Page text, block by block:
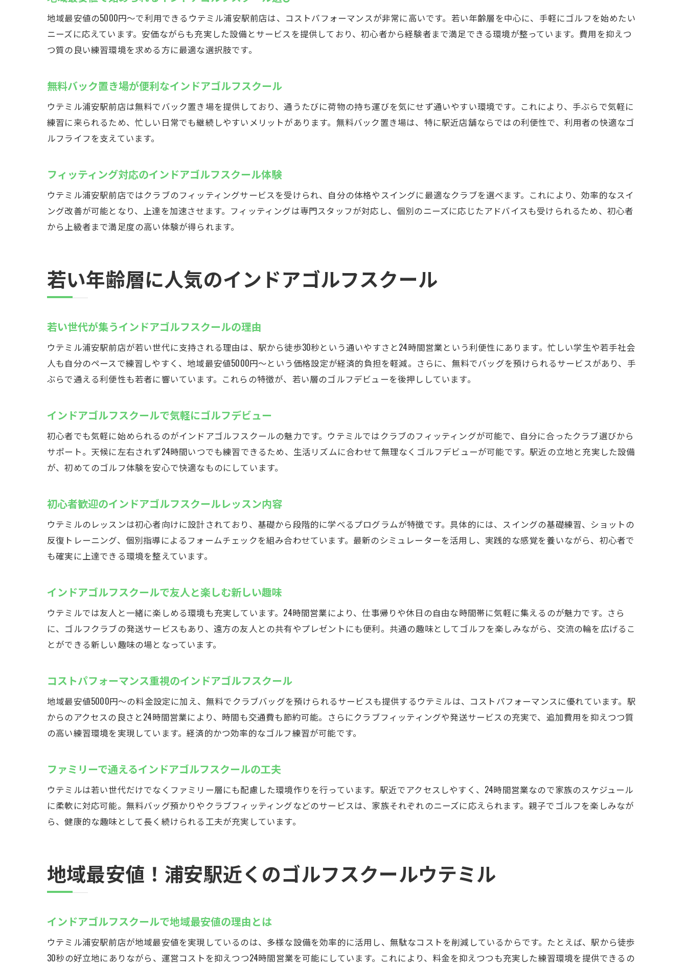
ゴルフデビューを応援するインドアゴルフスクールの工夫
初心者向けインドアゴルフスクールの丁寧な指導内容
ゴルフクラブレンタルができるインドアゴルフスクール
インドアゴルフスクールで仕事帰りも練習可能
駅近インドアゴルフスクールでアクセス抜群
手ぶらで通えるインドアゴルフスクールの魅力
24時間対応のインドアゴルフスクール便利な使い方
フィッティングも完備！浦安駅前のゴルフスクール
インドアゴルフスクールでクラブフィッティング体験
フィッティング完備のインドアゴルフスクールで安心
24時間営業のインドアゴルフスクールで自由な練習
深夜や早朝も利用可能なインドアゴルフスクール
インドアゴルフスクールで自分のペースを実現
混雑を避けて利用できるインドアゴルフスクール
浦安駅前で最安値！インドアゴルフスクールウテミルの魅力
インドアゴルフスクールで圧倒的コスパを実感
24時間営業が魅力のインドアゴルフスクール
豊富なサービスが揃うインドアゴルフスクール
地域最安値の5000円〜で利用できるウテミル浦安駅前店は、コストパフォーマンスが非常に高いです。若い年齢層を中心に、手軽にゴルフを始めたい
ニーズに応えています。安価ながらも充実した設備とサービスを提供しており、初心者から経験者まで満足できる環境が整っています。費用を抑えつ
つ質の良い練習環境を求める方に最適な選択肢です。
無料バック置き場が便利なインドアゴルフスクール
ウテミル浦安駅前店は無料でバック置き場を提供しており、通うたびに荷物の持ち運びを気にせず通いやすい環境です。これにより、手ぶらで気軽に
練習に来られるため、忙しい日常でも継続しやすいメリットがあります。無料バック置き場は、特に駅近店舗ならではの利便性で、利用者の快適なゴ
ルフライフを支えています。
フィッティング対応のインドアゴルフスクール体験
ウテミル浦安駅前店ではクラブのフィッティングサービスを受けられ、自分の体格やスイングに最適なクラブを選べます。これにより、効率的なスイ
ング改善が可能となり、上達を加速させます。フィッティングは専門スタッフが対応し、個別のニーズに応じたアドバイスも受けられるため、初心者
から上級者まで満足度の高い体験が得られます。
若い年齢層に人気のインドアゴルフスクール
若い世代が集うインドアゴルフスクールの理由
ウテミル浦安駅前店が若い世代に支持される理由は、駅から徒歩30秒という通いやすさと24時間営業という利便性にあります。忙しい学生や若手社会
人も自分のペースで練習しやすく、地域最安値5000円〜という価格設定が経済的負担を軽減。さらに、無料でバッグを預けられるサービスがあり、手
ぶらで通える利便性も若者に響いています。これらの特徴が、若い層のゴルフデビューを後押ししています。
インドアゴルフスクールで気軽にゴルフデビュー
初心者でも気軽に始められるのがインドアゴルフスクールの魅力です。ウテミルではクラブのフィッティングが可能で、自分に合ったクラブ選びから
サポート。天候に左右されず24時間いつでも練習できるため、生活リズムに合わせて無理なくゴルフデビューが可能です。駅近の立地と充実した設備
が、初めてのゴルフ体験を安心で快適なものにしています。
初心者歓迎のインドアゴルフスクールレッスン内容
ウテミルのレッスンは初心者向けに設計されており、基礎から段階的に学べるプログラムが特徴です。具体的には、スイングの基礎練習、ショットの
反復トレーニング、個別指導によるフォームチェックを組み合わせています。最新のシミュレーターを活用し、実践的な感覚を養いながら、初心者で
も確実に上達できる環境を整えています。
インドアゴルフスクールで友人と楽しむ新しい趣味
ウテミルでは友人と一緒に楽しめる環境も充実しています。24時間営業により、仕事帰りや休日の自由な時間帯に気軽に集えるのが魅力です。さら
に、ゴルフクラブの発送サービスもあり、遠方の友人との共有やプレゼントにも便利。共通の趣味としてゴルフを楽しみながら、交流の輪を広げるこ
とができる新しい趣味の場となっています。
コストパフォーマンス重視のインドアゴルフスクール
地域最安値5000円〜の料金設定に加え、無料でクラブバッグを預けられるサービスも提供するウテミルは、コストパフォーマンスに優れています。駅
からのアクセスの良さと24時間営業により、時間も交通費も節約可能。さらにクラブフィッティングや発送サービスの充実で、追加費用を抑えつつ質
の高い練習環境を実現しています。経済的かつ効率的なゴルフ練習が可能です。
ファミリーで通えるインドアゴルフスクールの工夫
ウテミルは若い世代だけでなくファミリー層にも配慮した環境作りを行っています。駅近でアクセスしやすく、24時間営業なので家族のスケジュール
に柔軟に対応可能。無料バッグ預かりやクラブフィッティングなどのサービスは、家族それぞれのニーズに応えられます。親子でゴルフを楽しみなが
ら、健康的な趣味として長く続けられる工夫が充実しています。
地域最安値！浦安駅近くのゴルフスクールウテミル
インドアゴルフスクールで地域最安値の理由とは
ウテミル浦安駅前店が地域最安値を実現しているのは、多様な設備を効率的に活用し、無駄なコストを削減しているからです。たとえば、駅から徒歩
30秒の好立地にありながら、運営コストを抑えつつ24時間営業を可能にしています。これにより、料金を抑えつつも充実した練習環境を提供できるの